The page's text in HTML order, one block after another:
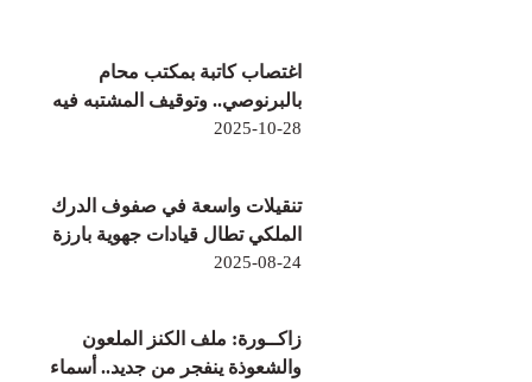
اغتصاب كاتبة بمكتب محام
بالبرنوصي.. وتوقيف المشتبه فيه
2025-10-28
تنقيلات واسعة في صفوف الدرك
الملكي تطال قيادات جهوية بارزة
2025-08-24
زاكــورة: ملف الكنز الملعون
والشعوذة ينفجر من جديد.. أسماء